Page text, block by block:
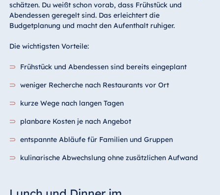
schätzen. Du weißt schon vorab, dass Frühstück und
Abendessen geregelt sind. Das erleichtert die
Budgetplanung und macht den Aufenthalt ruhiger.
Die wichtigsten Vorteile:
Frühstück und Abendessen sind bereits eingeplant
weniger Recherche nach Restaurants vor Ort
kurze Wege nach langen Tagen
planbare Kosten je nach Angebot
entspannte Abläufe für Familien und Gruppen
kulinarische Abwechslung ohne zusätzlichen Aufwand